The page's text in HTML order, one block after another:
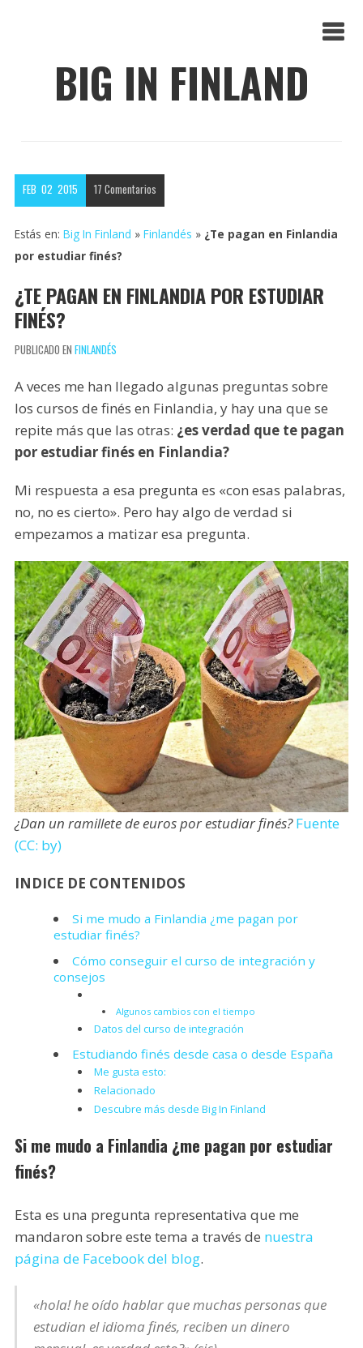
BIG IN FINLAND
FEB 02 2015 17 Comentarios
Estás en: Big In Finland » Finlandés » ¿Te pagan en Finlandia
por estudiar finés?
¿TE PAGAN EN FINLANDIA POR ESTUDIAR
FINÉS?
PUBLICADO EN FINLANDÉS
A veces me han llegado algunas preguntas sobre
los cursos de finés en Finlandia, y hay una que se
repite más que las otras: ¿es verdad que te pagan
por estudiar finés en Finlandia?
Mi respuesta a esa pregunta es «con esas palabras,
no, no es cierto». Pero hay algo de verdad si
empezamos a matizar esa pregunta.
¿Dan un ramillete de euros por estudiar finés? Fuente
(CC: by)
INDICE DE CONTENIDOS
Si me mudo a Finlandia ¿me pagan por
estudiar finés?
Cómo conseguir el curso de integración y
consejos
Algunos cambios con el tiempo
Datos del curso de integración
Estudiando finés desde casa o desde España
Me gusta esto:
Relacionado
Descubre más desde Big In Finland
Si me mudo a Finlandia ¿me pagan por estudiar
finés?
Esta es una pregunta representativa que me
mandaron sobre este tema a través de nuestra
página de Facebook del blog.
«hola! he oído hablar que muchas personas que
estudian el idioma finés, reciben un dinero